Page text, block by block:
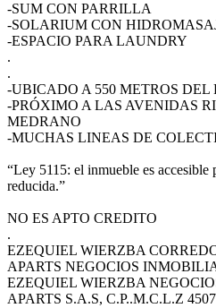
-SUM CON PARRILLA
-SOLARIUM CON
-ESPACIO PARA LAUNDRY
.
.
-UBICADO A 550 METROS
-PRÓXIMO A LAS AVENIDAS
MEDRANO
-MUCHAS LINEAS DE
“Ley 5115: el inmueble es accesible
reducida.”
NO ES APTO CREDITO
.
EZEQUIEL WIERZBA
APARTS NEGOCIOS
EZEQUIEL WIERZBA
APARTS S.A.S, C.P..M.C.L.Z 4507